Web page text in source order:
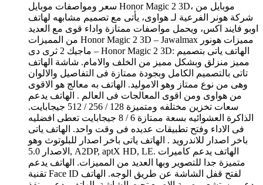
سعر ومواصفات موبايل Honor Magic 2 3D، موبايل من
شركة هونر الفرعية لـ هواوى، يأتى مع تصميم مشابهه لهاتف
اوبو فايند اكس، ويحمل مواصفات ممتازة واداء قوى مع العديد
من المميزات Honor Magic 2 3D – Jawalmax مميزات هونور
ماجيك 2 ثرى دى – Honor Magic 2 3D: الهاتف ياتى بتصميم
مميز منزلق وبشكل مميز من الخلف والامام. شاشة الهاتف
تاتى بالتصميم الكامل وبجودة ممتازة فى التفاصيل والالوان
وهى من نوع ممتاز وهو الاموليد. الهاتف به معالج هو الاقوى
من هواوى ومن اقوى المعالجات فى العالم . الهاتف يدعم
سعات تخزين مختلفه ومتميزة 128 / 256 / 512 جيجابايت.
الذاكرة العشوائيه بسعة ممتازة 6 / 8 جيجابايت تعطى افضليه
فى الاداء وفتح تطبيقات عديده فى وقت واحد. الهاتف ياتى
باخر اصدار للاندرويد . الهاتف ياتى باخر اصدار للبلوتوث وهو
الاصدار 5.0, A2DP, aptX HD, LE. الهاتف يدعم كاميرات
متميزة جدا للتصوير وبها العديد من المميزات. الهاتف يدعم
تقنية Face ID لفتح قفل الشاشة عن طريق الوجه. الهاتف